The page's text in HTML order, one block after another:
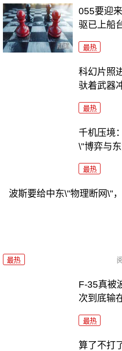
055要迎
驱已上船
最热
科幻片照
驮着武器
最热
千机压境
\"博弈与
最热
波斯要给中东\"物理断网\"
最热
F-35真被
次到底输
最热
算了不打